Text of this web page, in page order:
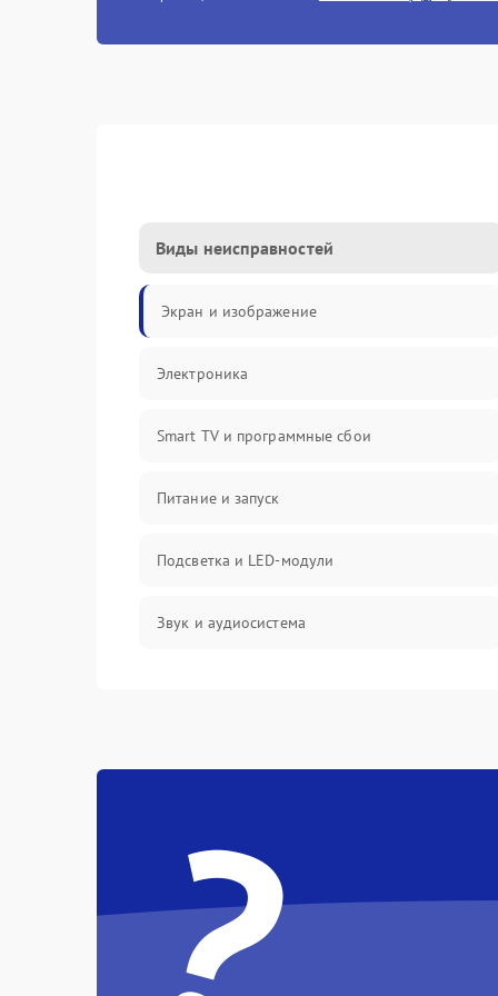
Виды неисправностей
Экран и изображение
Электроника
Smart TV и программные сбои
Питание и запуск
Подсветка и LED-модули
Звук и аудиосистема
Программное обеспечение
Корпус и механика